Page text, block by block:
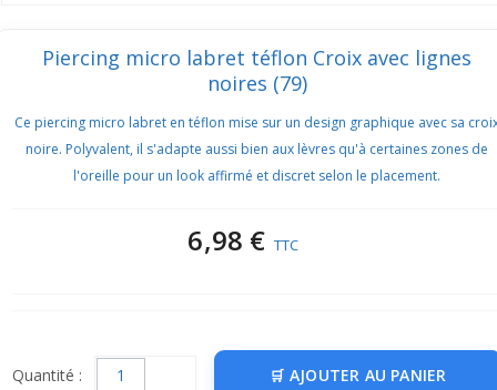
Piercing micro labret téflon Croix avec lignes
noires (79)
Ce piercing micro labret en téflon mise sur un design graphique avec sa
noire. Polyvalent, il s'adapte aussi bien aux lèvres qu'à certaines zones de
l'oreille pour un look affirmé et discret selon le placement.
6,98 € TTC
Quantité : AJOUTER AU PANIER